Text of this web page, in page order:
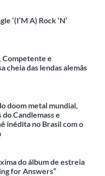
‘(I’M A) Rock ‘N’
Competente e
cheia das lendas alemãs
doom metal mundial,
Candlemass e
inédita no Brasil com o
do álbum de estreia
for Answers”